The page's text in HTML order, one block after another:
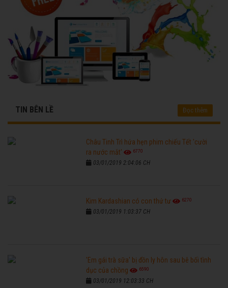
TIN BÊN LỀ Đọc thêm
Châu Tinh Trì hứa hẹn phim chiếu Tết 'cười
ra nước mắt'
6770
03/01/2019 2:04:06 CH
Kim Kardashian có con thứ tư 6270
03/01/2019 1:03:37 CH
'Em gái trà sữa' bị đồn ly hôn sau bê bối tình
dục của chồng
6590
03/01/2019 12:03:33 CH